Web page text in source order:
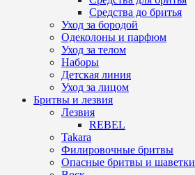
Средства до бритья
Уход за бородой
Одеколоны и парфюм
Уход за телом
Наборы
Детская линия
Уход за лицом
Бритвы и лезвия
Лезвия
REBEL
Takara
Филировочные бритвы
Опасные бритвы и шаветки